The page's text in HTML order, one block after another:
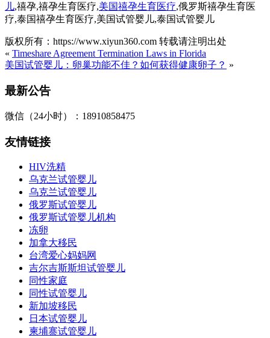
儿,禧孕,禧孕生育医疗,美国禧孕生育医疗,俄罗斯禧孕生育医
疗,泰国禧孕生育医疗,美国试管婴儿,泰国试管婴儿
版权所有：https://www.xiyun360.com 转载请注明出处
« Timeshare Agreement Termination Laws in Florida
美国试管婴儿：卵巢功能不佳？如何获得健康卵子？ »
最新公告
微信（24小时）：18910858475
友情链接
HIV洗精
乌克兰试管婴儿
乌克兰试管婴儿
俄罗斯试管婴儿
俄罗斯试管婴儿机构
冻卵
加拿大移民
台湾爱心妈妈网
吉尔吉斯斯坦试管婴儿
同性家庭
同性试管婴儿
新加坡移民
日本试管婴儿
柬埔寨试管婴儿